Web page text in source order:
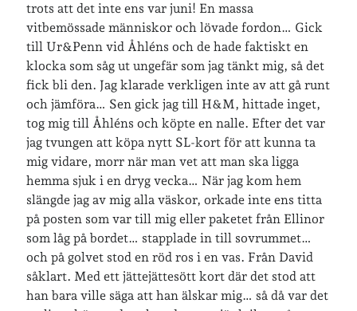
trots att det inte ens var juni! En massa
vitbemössade människor och lövade fordon… Gick
till Ur&Penn vid Åhléns och de hade faktiskt en
klocka som såg ut ungefär som jag tänkt mig, så det
fick bli den. Jag klarade verkligen inte av att gå runt
och jämföra… Sen gick jag till H&M, hittade inget,
tog mig till Åhléns och köpte en nalle. Efter det var
jag tvungen att köpa nytt SL-kort för att kunna ta
mig vidare, morr när man vet att man ska ligga
hemma sjuk i en dryg vecka… När jag kom hem
slängde jag av mig alla väskor, orkade inte ens titta
på posten som var till mig eller paketet från Ellinor
som låg på bordet… stapplade in till sovrummet…
och på golvet stod en röd ros i en vas. Från David
såklart. Med ett jättejättesött kort där det stod att
han bara ville säga att han älskar mig… så då var det